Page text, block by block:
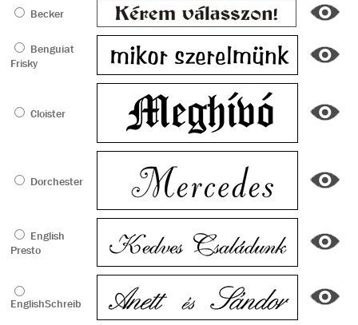
Becker
Benguiat
Frisky
Cloister
Dorchester
English
Presto
EnglishSchreib